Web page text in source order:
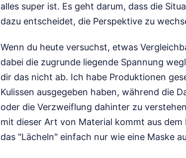
alles super ist. Es geht darum, dass die
dazu entscheidet, die Perspektive zu
Wenn du heute versuchst, etwas
dabei die zugrunde liegende Spannung
dir das nicht ab. Ich habe Produktionen
Kulissen ausgegeben haben, während die
oder die Verzweiflung dahinter zu
mit dieser Art von Material kommt aus
das "Lächeln" einfach nur wie eine Maske